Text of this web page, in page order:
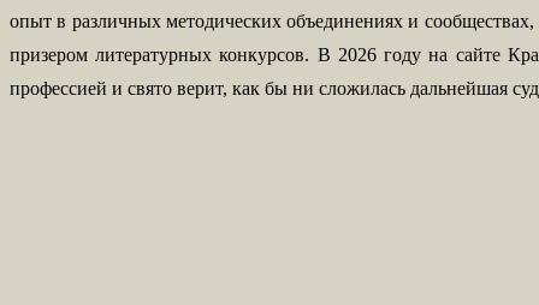
опыт в различных методических объединениях и
призером литературных конкурсов. В 2026 году на сайте
профессией и свято верит, как бы ни сложилась дальнейшая